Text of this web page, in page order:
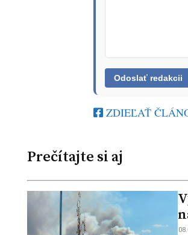
ZDIEĽAŤ
Prečítajte si aj